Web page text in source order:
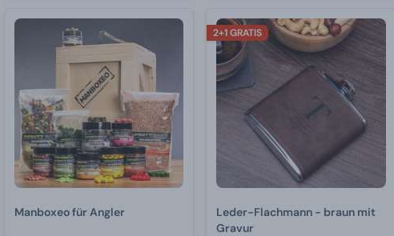
Manboxeo für Angler
2+1 GRATIS
Leder-Flachmann - braun mit
Gravur